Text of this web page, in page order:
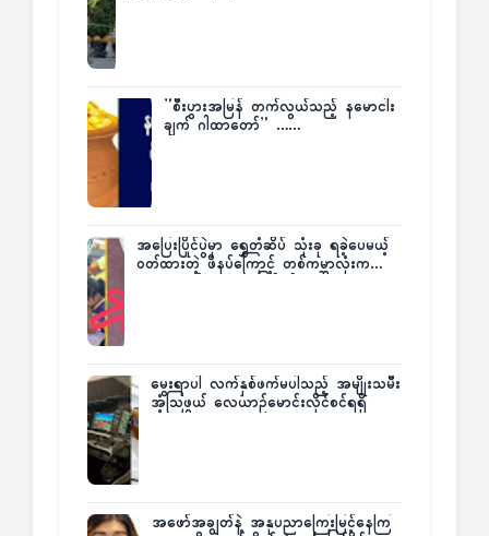
”စီးပွားအမြန် တက်လွယ်သည့် နမောငါး
ချက် ဂါထာတော်” ……
အပြေးပြိုင်ပွဲမှာ ရွှေတံဆိပ် သုံးခု ရခဲ့ပေမယ့်
ဝတ်ထားတဲ့ ဖိနပ်ကြောင့် တစ်ကမ္ဘာလုံးက
မွေးရာပါ လက်နှစ်ဖက်မပါသည့် အမျိုးသမီး
အံ့သြဖွယ် လေယာဉ်မောင်းလိုင်စင်ရရှိ
အဖော်အချွတ်နဲ့ အနုပညာကြေးမြင့်နေကြ